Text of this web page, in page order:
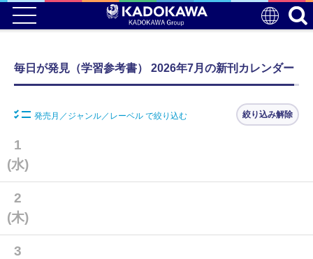
毎日が発見（学習参考書） 2026年7月の新刊カレンダー
発売月／ジャンル／レーベル で絞り込む 絞り込み解除
1
(水)
2
(木)
3